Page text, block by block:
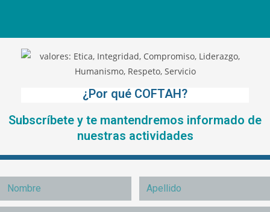
¿Por qué COFTAH?
Subscríbete y te mantendremos informado de
nuestras actividades